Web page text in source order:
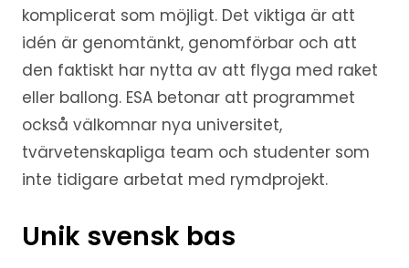
komplicerat som möjligt. Det viktiga är att
idén är genomtänkt, genomförbar och att
den faktiskt har nytta av att flyga med raket
eller ballong. ESA betonar att programmet
också välkomnar nya universitet,
tvärvetenskapliga team och studenter som
inte tidigare arbetat med rymdprojekt.
Unik svensk bas